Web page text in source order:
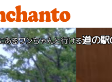
あるワンちゃんと行ける道の